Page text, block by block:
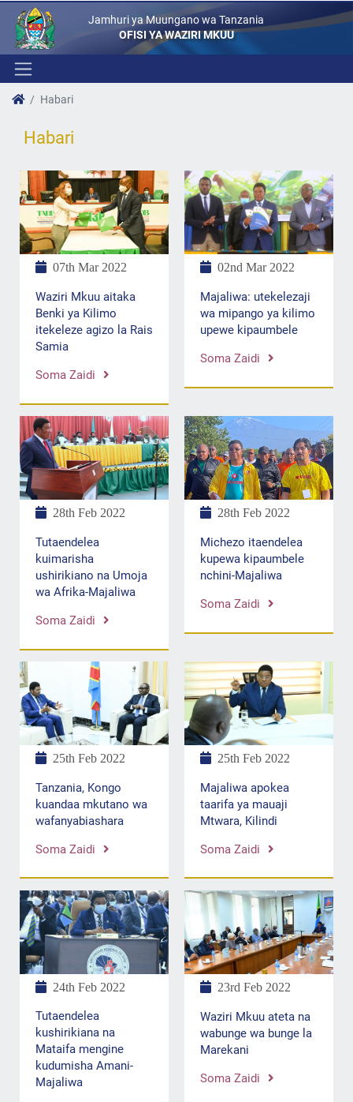
Jamhuri ya Muungano wa Tanzania
OFISI YA WAZIRI MKUU
Habari
Habari
07th Mar 2022
Waziri Mkuu aitaka
Benki ya Kilimo
itekeleze agizo la Rais
Samia
Soma Zaidi
02nd Mar 2022
Majaliwa: utekelezaji
wa mipango ya kilimo
upewe kipaumbele
Soma Zaidi
28th Feb 2022
Tutaendelea
kuimarisha
ushirikiano na Umoja
wa Afrika-Majaliwa
Soma Zaidi
28th Feb 2022
Michezo itaendelea
kupewa kipaumbele
nchini-Majaliwa
Soma Zaidi
25th Feb 2022
Tanzania, Kongo
kuandaa mkutano wa
wafanyabiashara
Soma Zaidi
25th Feb 2022
Majaliwa apokea
taarifa ya mauaji
Mtwara, Kilindi
Soma Zaidi
24th Feb 2022
Tutaendelea
kushirikiana na
Mataifa mengine
kudumisha Amani-
Majaliwa
23rd Feb 2022
Waziri Mkuu ateta na
wabunge wa bunge la
Marekani
Soma Zaidi